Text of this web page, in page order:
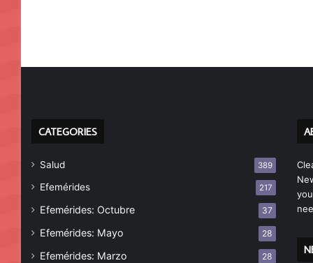
CATEGORIES
Salud 389
Efemérides 217
Efemérides: Octubre 37
Efemérides: Mayo 28
Efemérides: Marzo 28